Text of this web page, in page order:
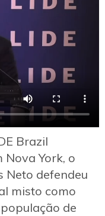
Brazil
Nova York, o
Neto defendeu
misto como
de